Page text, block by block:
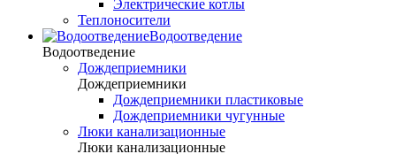
Электрические котлы
Теплоносители
Водоотведение
Водоотведение
Дождеприемники
Дождеприемники
Дождеприемники пластиковые
Дождеприемники чугунные
Люки канализационные
Люки канализационные